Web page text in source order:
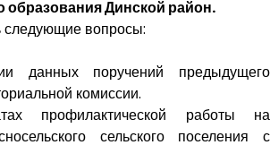
образования Динской район.
следующие вопросы:
данных поручений предыдущего
комиссии.
профилактической работы на
сельского поселения с